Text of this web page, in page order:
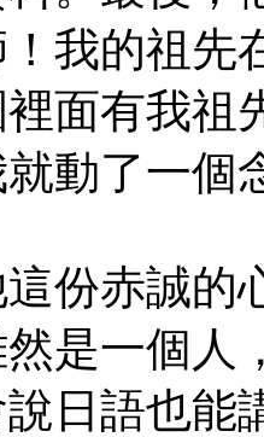
我的祖先
面有我祖
動了一個
份赤誠的
是一個人
日語也能